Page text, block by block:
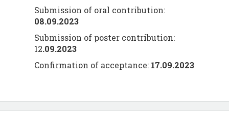
Submission of oral contribution:
08.09.2023
Submission of poster contribution:
12.09.2023
Confirmation of acceptance: 17.09.2023